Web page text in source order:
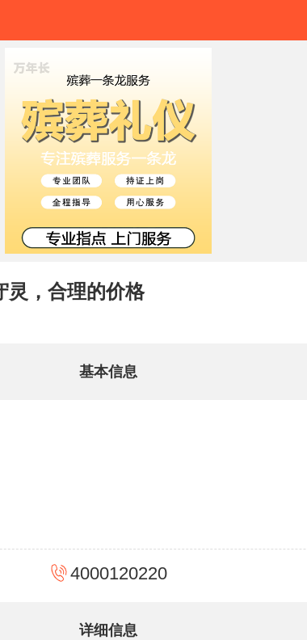
灵，合理的价格
基本信息
4000120220
详细信息